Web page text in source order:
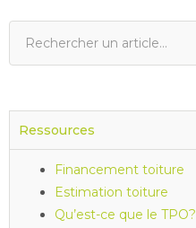
Ressources
Financement toiture
Estimation toiture
Qu’est-ce que le TPO?